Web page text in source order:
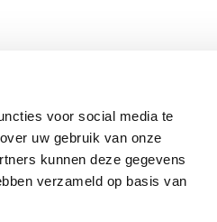
voor social media te
uw gebruik van onze
kunnen deze gegevens
verzameld op basis van